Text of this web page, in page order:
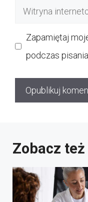
Witryna
Zapamiętaj
podczas
Zobacz też